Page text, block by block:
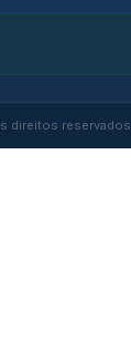
direitos reservados